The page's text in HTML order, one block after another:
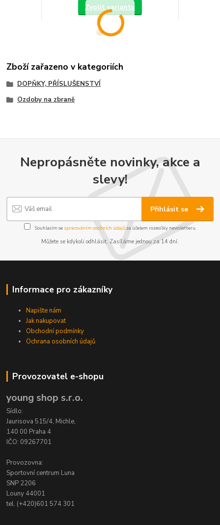
Zvolit variantu
Zboží zařazeno v kategoriích
DOPŇKY, PŘÍSLUŠENSTVÍ
Ozdoby na zbraně
Nepropásněte novinky, akce a
slevy!
Přihlásit se
Souhlasím se zpracováním osobních údajůza účelem rozesílky newsletteru.
Můžete se kdykoli odhlásit. Zasíláme jednou za 14 dní.
Informace pro zákazníky
Napište nám
Jak nakupovat
Obchodní podmínky
Ochrana osobních údajů
Provozovatel e-shopu
young shop s.r.o.
Sídlo:
Jaurisova 515/4, Michle,
140 00 Praha 4
IČO: 09267701
Provozovna:
Sportovní centrum Luna
SNP 2206
Louny 44001
tel. (+420)601 574 301